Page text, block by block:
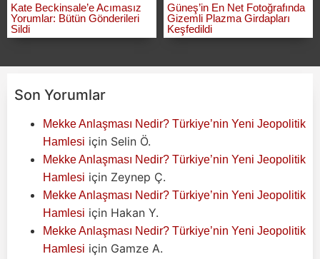
Kate Beckinsale’e Acımasız
Yorumlar: Bütün Gönderileri
Sildi
Güneş’in En Net Fotoğrafında
Gizemli Plazma Girdapları
Keşfedildi
Son Yorumlar
Mekke Anlaşması Nedir? Türkiye’nin Yeni Jeopolitik
Hamlesi için Selin Ö.
Mekke Anlaşması Nedir? Türkiye’nin Yeni Jeopolitik
Hamlesi için Zeynep Ç.
Mekke Anlaşması Nedir? Türkiye’nin Yeni Jeopolitik
Hamlesi için Hakan Y.
Mekke Anlaşması Nedir? Türkiye’nin Yeni Jeopolitik
Hamlesi için Gamze A.